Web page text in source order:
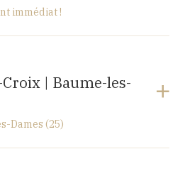
immédiat !
| Baume-les-
Dames (25)